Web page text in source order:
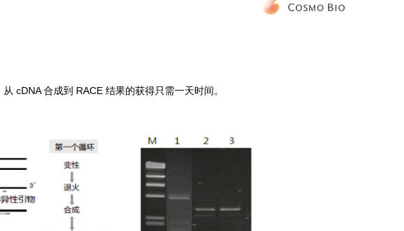
从 cDNA 合成到 RACE 结果的获得只需一天时间。